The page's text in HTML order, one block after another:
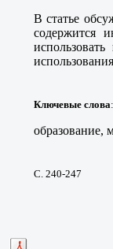
В статье
содержится
Ключевые слова:
образование,
С. 240-247